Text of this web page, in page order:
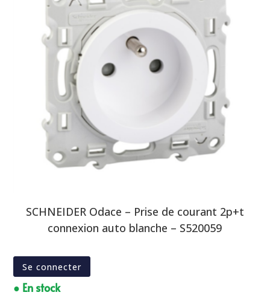
SCHNEIDER Odace – Prise de courant 2p+t
connexion auto blanche – S520059
Se connecter
● En stock